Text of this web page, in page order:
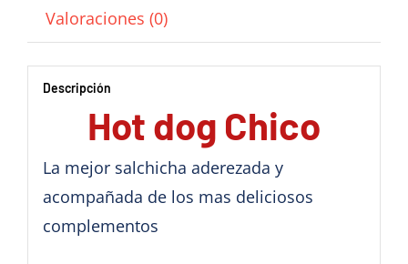
Valoraciones (0)
Descripción
Hot dog Chico
La mejor salchicha aderezada y
acompañada de los mas deliciosos
complementos